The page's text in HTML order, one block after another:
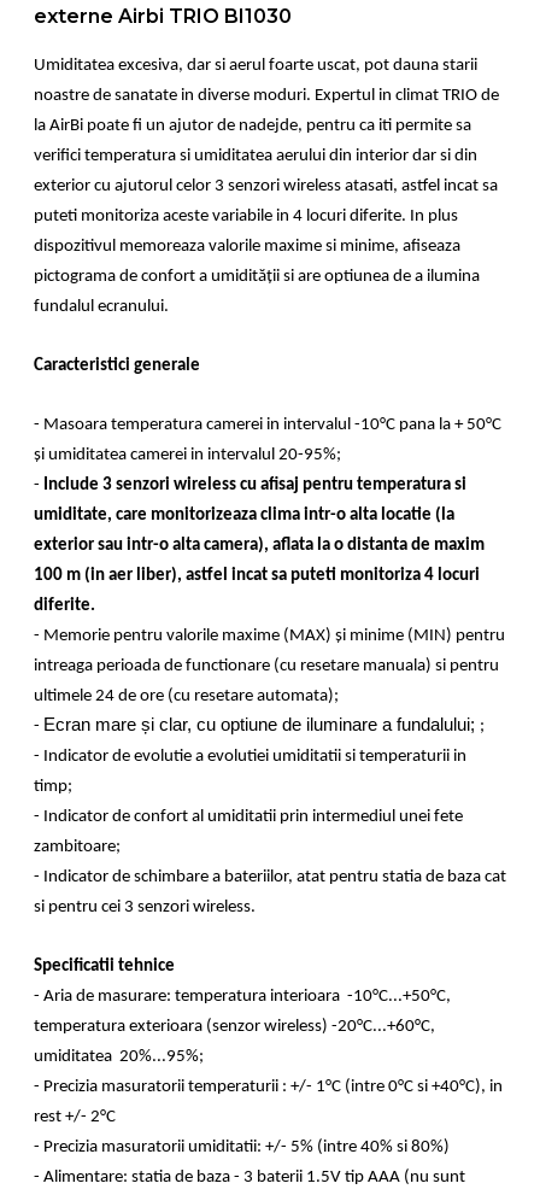
externe Airbi TRIO BI1030
Umiditatea excesiva, dar si aerul foarte uscat, pot dauna starii
noastre de sanatate in diverse moduri. Expertul in climat TRIO de
la AirBi poate fi un ajutor de nadejde, pentru ca iti permite sa
verifici temperatura si umiditatea aerului din interior dar si din
exterior cu ajutorul celor 3 senzori wireless atasati, astfel incat sa
puteti monitoriza aceste variabile in 4 locuri diferite. In plus
dispozitivul memoreaza valorile maxime si minime, afiseaza
pictograma de confort a umidității si are optiunea de a ilumina
fundalul ecranului.
Caracteristici generale
- Masoara temperatura camerei in intervalul -10°C pana la + 50°C
și umiditatea camerei in intervalul 20-95%;
- Include 3 senzori wireless cu afisaj pentru temperatura si
umiditate, care monitorizeaza clima intr-o alta locatie (la
exterior sau intr-o alta camera), aflata la o distanta de maxim
100 m (in aer liber), astfel incat sa puteti monitoriza 4 locuri
diferite.
- Memorie pentru valorile maxime (MAX) și minime (MIN) pentru
intreaga perioada de functionare (cu resetare manuala) si pentru
ultimele 24 de ore (cu resetare automata);
- Ecran mare și clar, cu optiune de iluminare a fundalului; ;
- Indicator de evolutie a evolutiei umiditatii si temperaturii in
timp;
- Indicator de confort al umiditatii prin intermediul unei fete
zambitoare;
- Indicator de schimbare a bateriilor, atat pentru statia de baza cat
si pentru cei 3 senzori wireless.
Specificatii tehnice
- Aria de masurare: temperatura interioara -10°C...+50°C,
temperatura exterioara (senzor wireless) -20°C...+60°C,
umiditatea 20%...95%;
- Precizia masuratorii temperaturii : +/- 1°C (intre 0°C si +40°C), in
rest +/- 2°C
- Precizia masuratorii umiditatii: +/- 5% (intre 40% si 80%)
- Alimentare: statia de baza - 3 baterii 1.5V tip AAA (nu sunt